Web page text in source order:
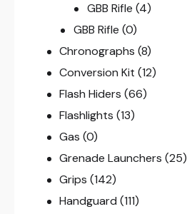
GBB Rifle (4)
GBB Rifle (0)
Chronographs (8)
Conversion Kit (12)
Flash Hiders (66)
Flashlights (13)
Gas (0)
Grenade Launchers (25)
Grips (142)
Handguard (111)